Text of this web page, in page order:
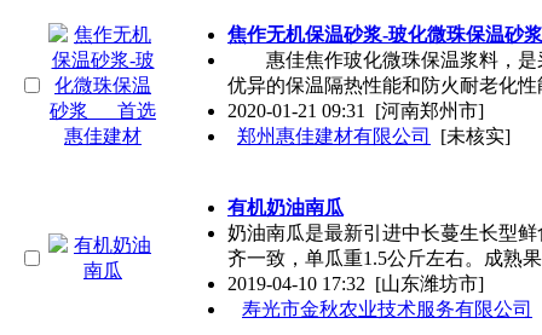
焦作无机保温砂浆-玻化微珠保温砂
惠佳焦作玻化微珠保温浆料，是
优异的保温隔热性能和防火耐老化性
2020-01-21 09:31 [河南郑州市]
郑州惠佳建材有限公司
[未核实]
有机奶油南瓜
奶油南瓜是最新引进中长蔓生长型
齐一致，单瓜重1.5公斤左右。成熟
2019-04-10 17:32 [山东潍坊市]
寿光市金秋农业技术服务有限公司